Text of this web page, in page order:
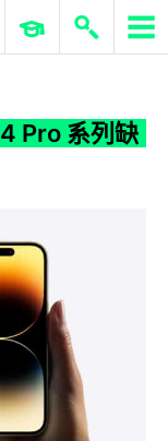
ERP 與商業 AI
Pro 系列缺